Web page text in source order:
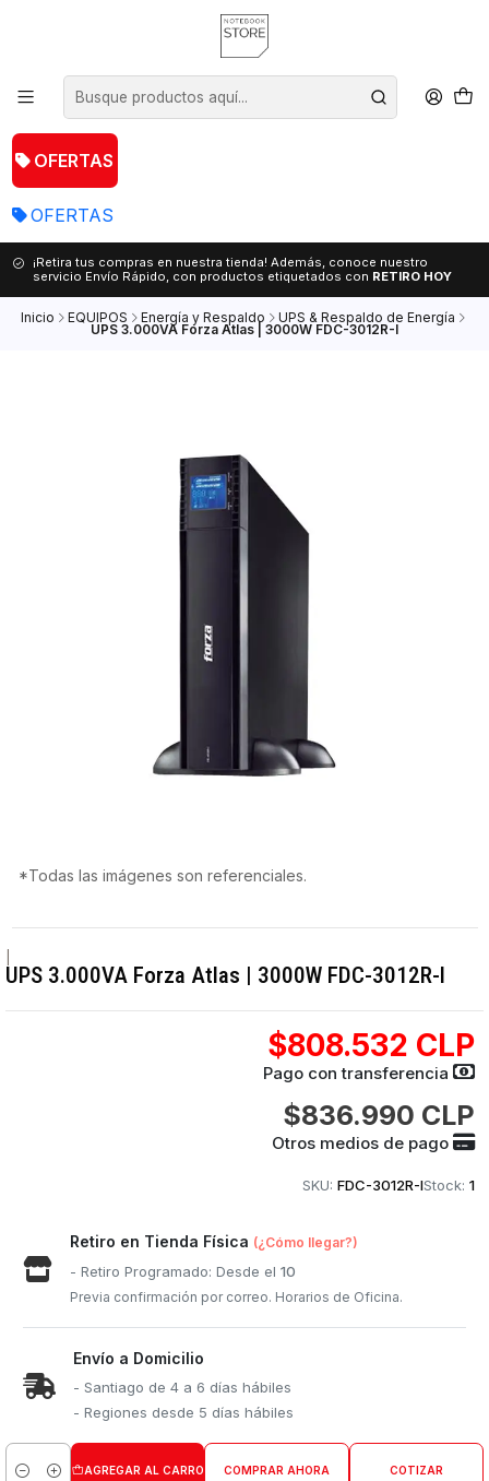
OFERTAS
OFERTAS
¡Retira tus compras en nuestra tienda! Además, conoce nuestro
servicio Envío Rápido, con productos etiquetados con RETIRO HOY
Inicio EQUIPOS Energía y Respaldo UPS & Respaldo de Energía
UPS 3.000VA Forza Atlas | 3000W FDC-3012R-I
*Todas las imágenes son referenciales.
UPS 3.000VA Forza Atlas | 3000W FDC-3012R-I
$808.532 CLP
Pago con transferencia
$836.990 CLP
Otros medios de pago
SKU: FDC-3012R-IStock: 1
Retiro en Tienda Física (¿Cómo llegar?)
- Retiro Programado: Desde el10
Previa confirmación por correo. Horarios de Oficina.
Envío a Domicilio
- Santiago de 4 a 6 días hábiles
- Regiones desde 5 días hábiles
AGREGAR AL CARRO COMPRAR AHORA COTIZAR